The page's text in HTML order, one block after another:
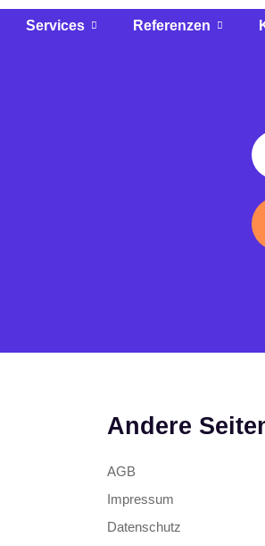
Services Referenzen
Andere
AGB
Impressum
Datenschutz